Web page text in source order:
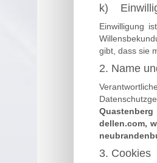
k)
Einwilligung
gibt, dass sie
2. Name
Quastenberg
dellen.com,
3. Cookies